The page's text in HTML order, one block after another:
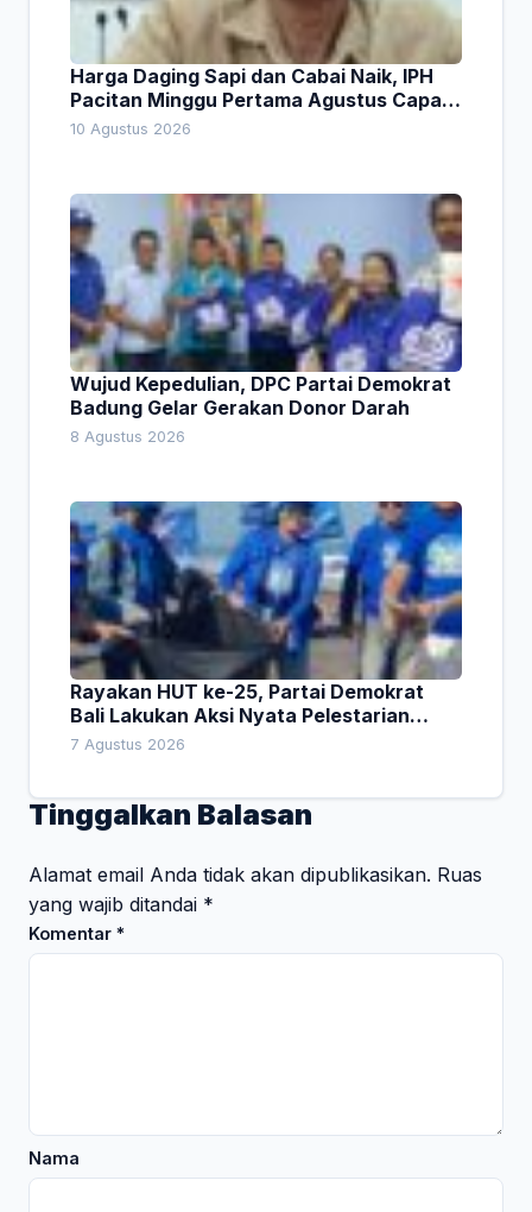
Harga Daging Sapi dan Cabai Naik, IPH
Pacitan Minggu Pertama Agustus Capai
1,66 Persen. Ini Penjelasan Kabag Ayub
10 Agustus 2026
Wujud Kepedulian, DPC Partai Demokrat
Badung Gelar Gerakan Donor Darah
8 Agustus 2026
Rayakan HUT ke-25, Partai Demokrat
Bali Lakukan Aksi Nyata Pelestarian
Lingkungan
7 Agustus 2026
Tinggalkan Balasan
Alamat email Anda tidak akan dipublikasikan. Ruas
yang wajib ditandai *
Komentar *
Nama